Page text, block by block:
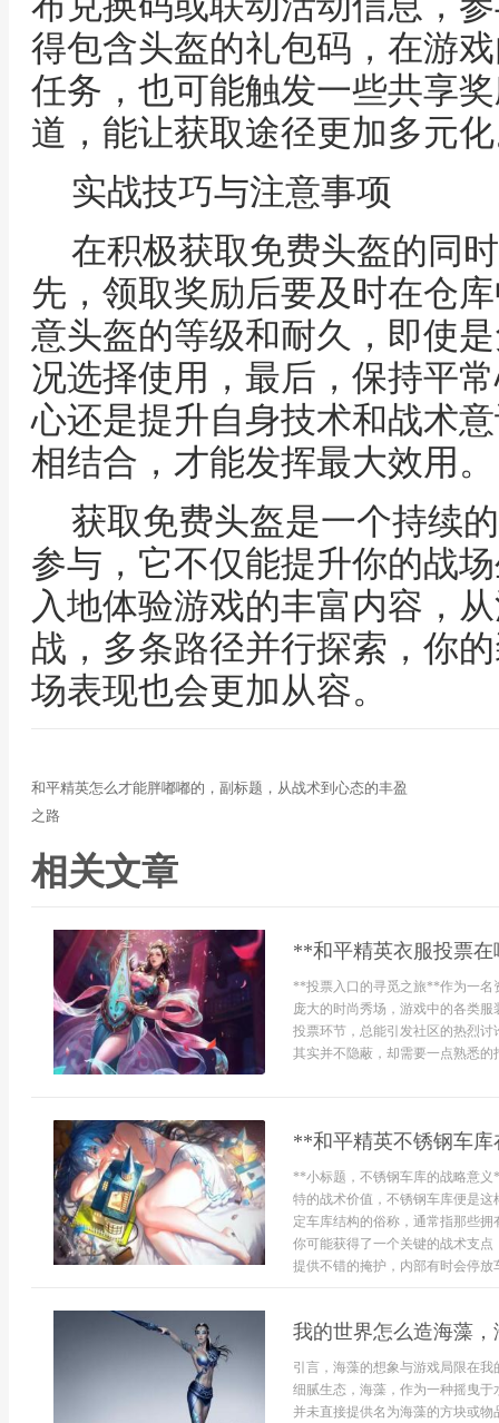
得包含头盔的礼包码，在游
任务，也可能触发一些共享
道，能让获取途径更加多元
实战技巧与注意事项
在积极获取免费头盔的同
先，领取奖励后要及时在仓
意头盔的等级和耐久，即使
况选择使用，最后，保持平
心还是提升自身技术和战术
相结合，才能发挥最大效用。
获取免费头盔是一个持续
参与，它不仅能提升你的战
入地体验游戏的丰富内容，
战，多条路径并行探索，你
场表现也会更加从容。
和平精英怎么才能胖嘟嘟的，副标题，从战术到心态的丰盈
之路
相关文章
**和平精英衣服投票
**投票入口的寻觅之旅**作为一名
庞大的时尚秀场，游戏中的各类
投票环节，总能引发社区的热烈
其实并不隐蔽，却需要一点熟悉
**和平精英不锈钢车
**小标题，不锈钢车库的战略意
特的战术价值，不锈钢车库便是
定车库结构的俗称，通常指那些
你可能获得了一个关键的战术支
提供不错的掩护，内部有时会停放
我的世界怎么造海藻
引言，海藻的想象与游戏局限在
细腻生态，海藻，作为一种摇曳
并未直接提供名为海藻的方块或